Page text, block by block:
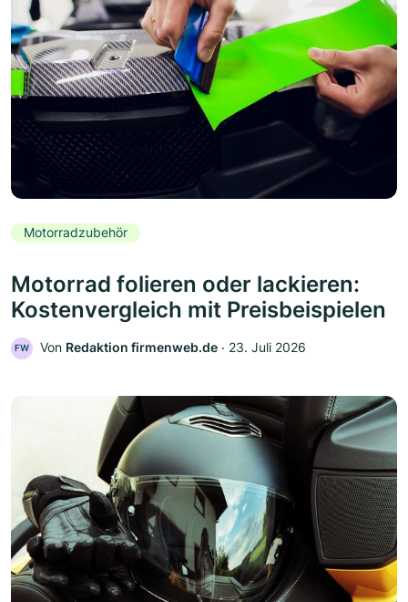
Motorradzubehör
Motorrad folieren oder lackieren:
Kostenvergleich mit Preisbeispielen
FW Von Redaktion firmenweb.de ‧ 23. Juli 2026